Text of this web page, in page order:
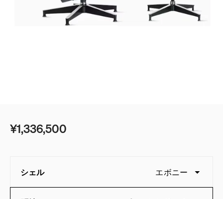
シェルフ＆ストレージ
ベストセラー
ベストセラー
ミッドセンチュリーモダンホームの追求
オフィスチェアガイド
¥1,336,500
シェル エボニー